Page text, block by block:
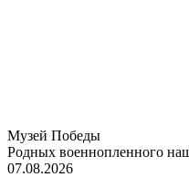
Музей Победы
Родных военнопленного
07.08.2026